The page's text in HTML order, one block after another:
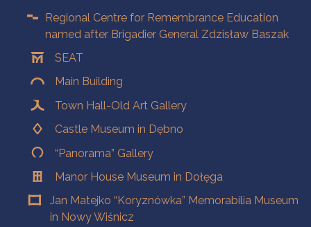
Regional Centre for Remembrance Education
named after Brigadier General Zdzisław Baszak
SEAT
Main Building
Town Hall-Old Art Gallery
Castle Museum in Dębno
“Panorama” Gallery
Manor House Museum in Dołęga
Jan Matejko “Koryznówka” Memorabilia Museum
in Nowy Wiśnicz